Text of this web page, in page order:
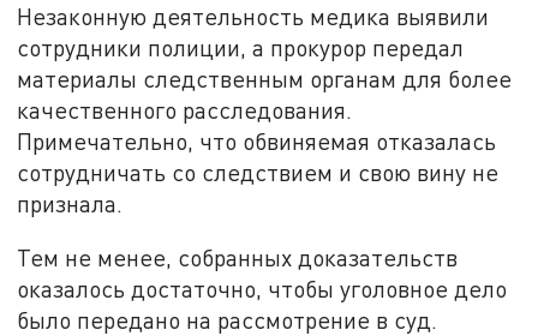
Незаконную деятельность медика выявили
сотрудники полиции, а прокурор передал
материалы следственным органам для более
качественного расследования.
Примечательно, что обвиняемая отказалась
сотрудничать со следствием и свою вину не
признала.
Тем не менее, собранных доказательств
оказалось достаточно, чтобы уголовное дело
было передано на рассмотрение в суд.